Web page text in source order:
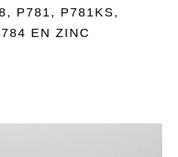
P781, P781KS,
EN ZINC